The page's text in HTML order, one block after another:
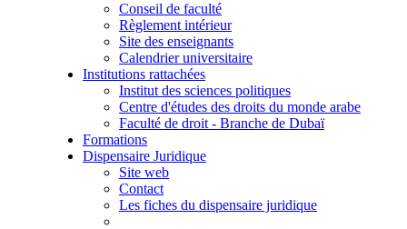
Conseil de faculté
Règlement intérieur
Site des enseignants
Calendrier universitaire
Institutions rattachées
Institut des sciences politiques
Centre d'études des droits du monde arabe
Faculté de droit - Branche de Dubaï
Formations
Dispensaire Juridique
Site web
Contact
Les fiches du dispensaire juridique